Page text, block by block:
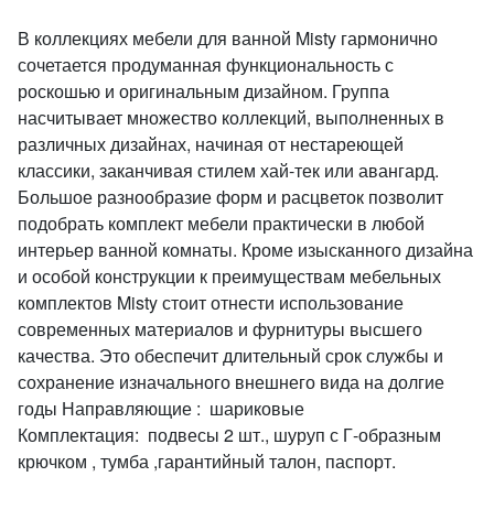
В коллекциях мебели для ванной Misty гармонично
сочетается продуманная функциональность с
роскошью и оригинальным дизайном. Группа
насчитывает множество коллекций, выполненных в
различных дизайнах, начиная от нестареющей
классики, заканчивая стилем хай-тек или авангард.
Большое разнообразие форм и расцветок позволит
подобрать комплект мебели практически в любой
интерьер ванной комнаты. Кроме изысканного дизайна
и особой конструкции к преимуществам мебельных
комплектов Misty стоит отнести использование
современных материалов и фурнитуры высшего
качества. Это обеспечит длительный срок службы и
сохранение изначального внешнего вида на долгие
годы Направляющие : шариковые
Комплектация: подвесы 2 шт., шуруп с Г-образным
крючком , тумба ,гарантийный талон, паспорт.